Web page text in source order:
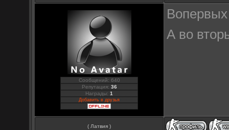
Сообщений: 640
Репутация: 36
Награды:1
Добавить в друзья
А во
( Латвия )